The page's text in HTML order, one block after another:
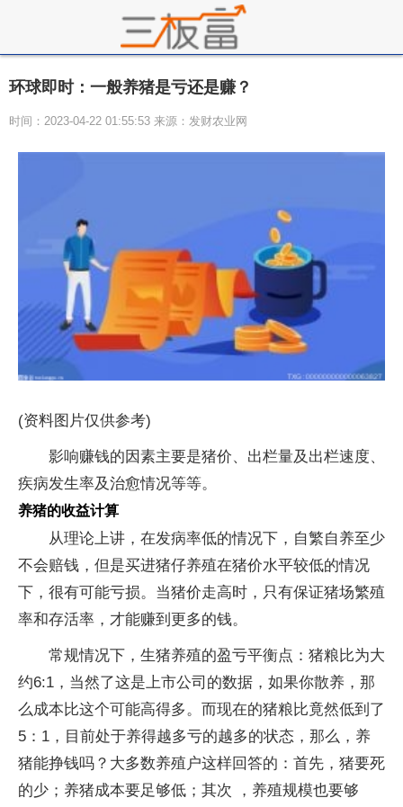
环球即时：一般养猪是亏还是赚？
时间：2023-04-22 01:55:53 来源：发财农业网
(资料图片仅供参考)
影响赚钱的因素主要是猪价、出栏量及出栏速度、
疾病发生率及治愈情况等等。
养猪的收益计算
从理论上讲，在发病率低的情况下，自繁自养至少
不会赔钱，但是买进猪仔养殖在猪价水平较低的情况
下，很有可能亏损。当猪价走高时，只有保证猪场繁殖
率和存活率，才能赚到更多的钱。
常规情况下，生猪养殖的盈亏平衡点：猪粮比为大
约6:1，当然了这是上市公司的数据，如果你散养，那
么成本比这个可能高得多。而现在的猪粮比竟然低到了
5：1，目前处于养得越多亏的越多的状态，那么，养
猪能挣钱吗？大多数养殖户这样回答的：首先，猪要死
的少；养猪成本要足够低；其次 ，养殖规模也要够